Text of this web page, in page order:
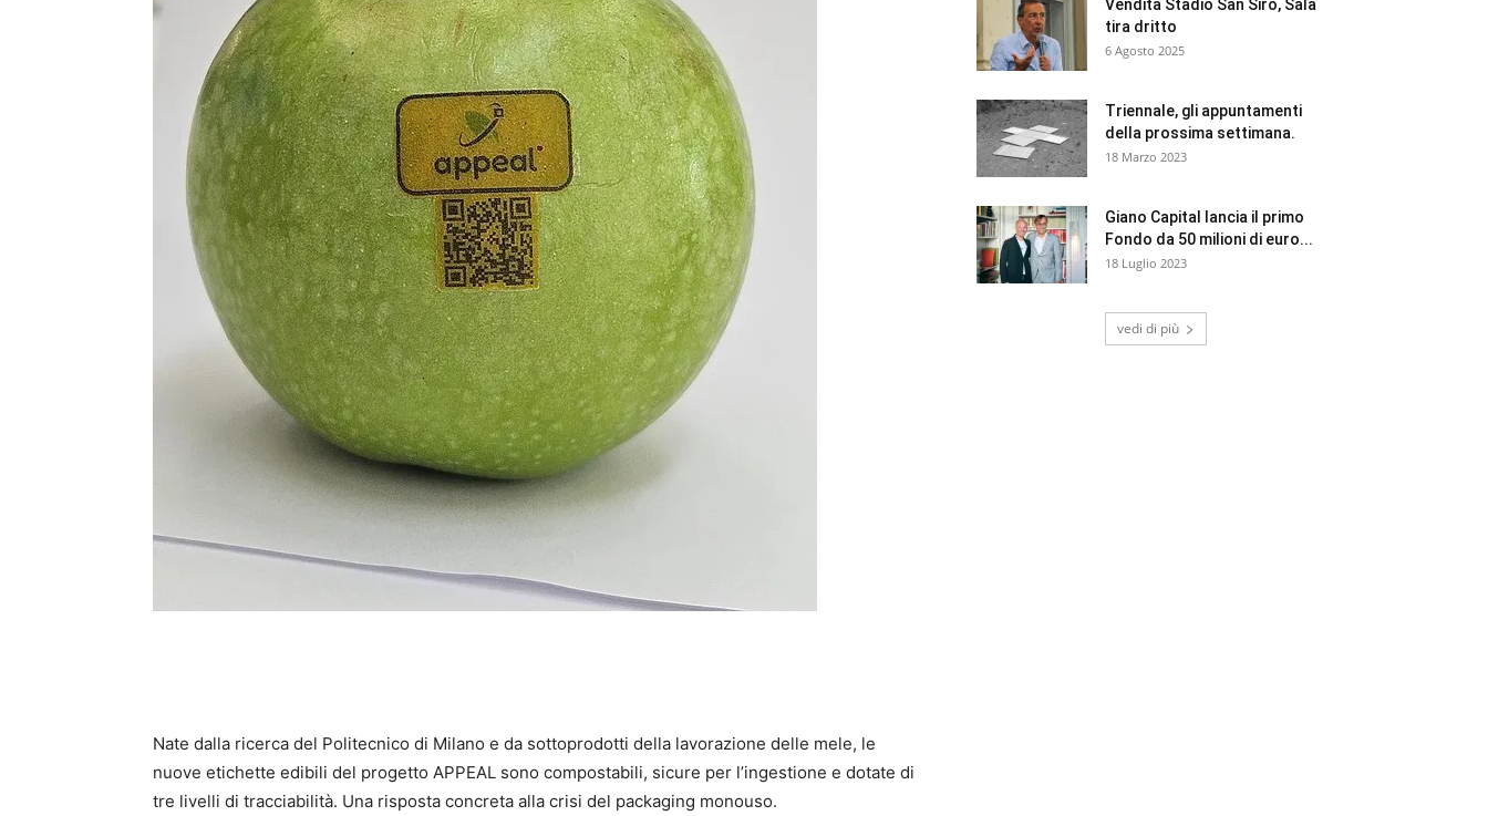
Nate dalla ricerca del Politecnico di Milano e da sottoprodotti della lavorazione delle mele, le
nuove etichette edibili del progetto APPEAL sono compostabili, sicure per l’ingestione e dotate di
tre livelli di tracciabilità. Una risposta concreta alla crisi del packaging monouso.
Vendita Stadio San Siro, Sala
tira dritto
6 Agosto 2025
Triennale, gli appuntamenti
della prossima settimana.
18 Marzo 2023
Giano Capital lancia il primo
Fondo da 50 milioni di euro...
18 Luglio 2023
vedi di più